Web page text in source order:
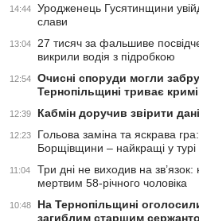
14:44
Уродженець Гусятинщини
слави
13:04
27 тисяч за фальшиве
викрили водія з підробкою
12:54
Очисні споруди могли
Тернопільщині триває
12:39 Кабмін доручив звірити
12:23
Гольова заміна та яскрава
Борщівщини – найкращі у
11:04
Три дні не виходив на
мертвим 58-річного чоловіка
10:48
На Тернопільщині
загиблим старшим